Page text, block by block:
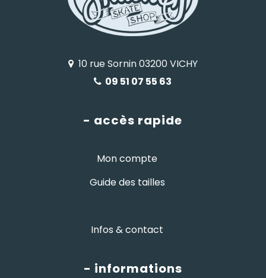
10 rue Sornin 03200 VICHY
09 51 07 55 63
- accès rapide
Mon compte
Guide des tailles
Infos & contact
- informations